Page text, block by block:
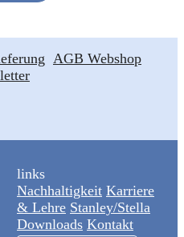
AGB Webshop
links
Nachhaltigkeit Karriere
& Lehre Stanley/Stella
Downloads Kontakt